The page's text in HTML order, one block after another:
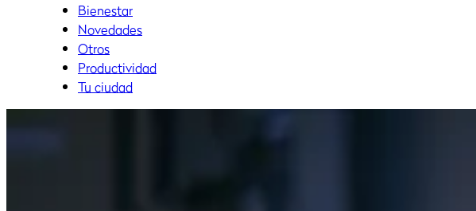
Bienestar
Novedades
Otros
Productividad
Tu ciudad